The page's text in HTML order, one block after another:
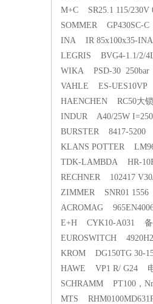
M+C SR25.1 115/
SOMMER GP430SC-
INA IR 85x100x35-
LEGRIS BVG4-1.1/2/
WIKA PSD-30 250bar
VAHLE ES-UES10VP
HAENCHEN RC50大
INDUR A40/25W
BURSTER 8417-5200
KLANS POTTER
TDK-LAMBDA HR-
RECHNER 102417
ZIMMER SNR01
ACROMAG
E+H CYK10-A031
EUROSWITCH
KROM DG150TG 30-
HAWE VP1 R/ G24
SCHRAMM PT100，
MTS